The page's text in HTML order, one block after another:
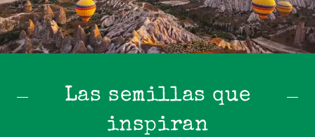
Maria Rosa
Mistica
TiendaLas semillas que
inspiran